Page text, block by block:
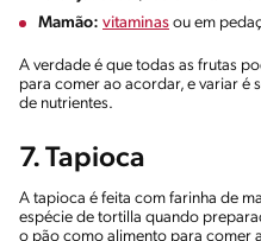
Mamão: vitaminas ou em
A verdade é que todas as frutas
para comer ao acordar, e variar é
de nutrientes.
7. Tapioca
A tapioca é feita com farinha de
espécie de tortilla quando
o pão como alimento para comer